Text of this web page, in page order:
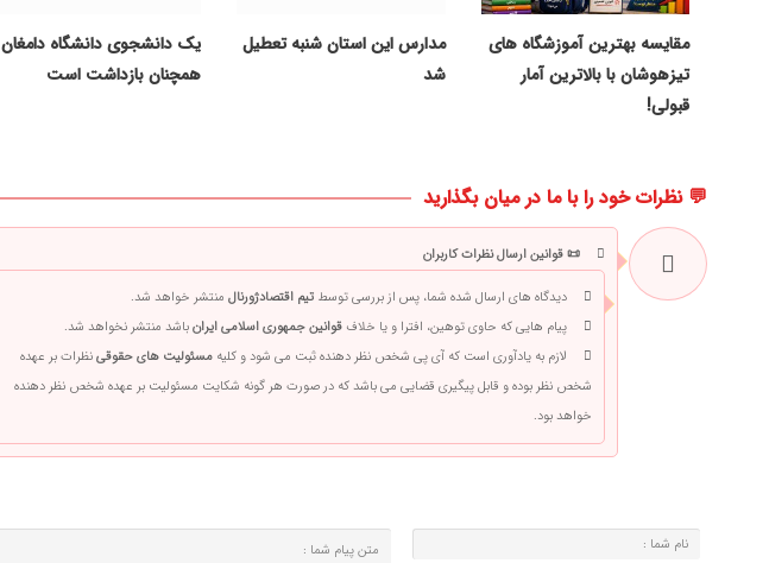
مقایسه بهترین آموزشگاه های
تیزهوشان با بالاترین آمار
قبولی!
مدارس این استان شنبه تعطیل
شد
یک دانشجوی دانشگاه دامغان
همچنان بازداشت است
💬 نظرات خود را با ما در میان بگذارید
📜 قوانین ارسال نظرات کاربران
دیدگاه های ارسال شده شما، پس از بررسی توسط تیم اقتصادژورنال منتشر خواهد شد.
پیام هایی که حاوی توهین، افترا و یا خلاف قوانین جمهوری اسلامی ایرانباشد منتشر نخواهد شد.
لازم به یادآوری است که آی پی شخص نظر دهنده ثبت می شود و کلیه مسئولیت های حقوقینظرات بر عهده
شخص نظر بوده و قابل پیگیری قضایی می باشد که در صورت هر گونه شکایت مسئولیت بر عهده شخص نظر دهنده
خواهد بود.